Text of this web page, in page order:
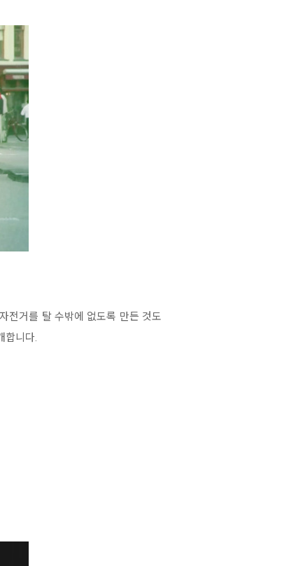
전거를 탈 수밖에 없도록 만든 것도
합니다.